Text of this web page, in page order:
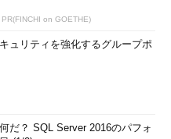
PR(FINCHI on GOETHE)
ュリティを強化するグループポ
だ？ SQL Server 2016のパフォ